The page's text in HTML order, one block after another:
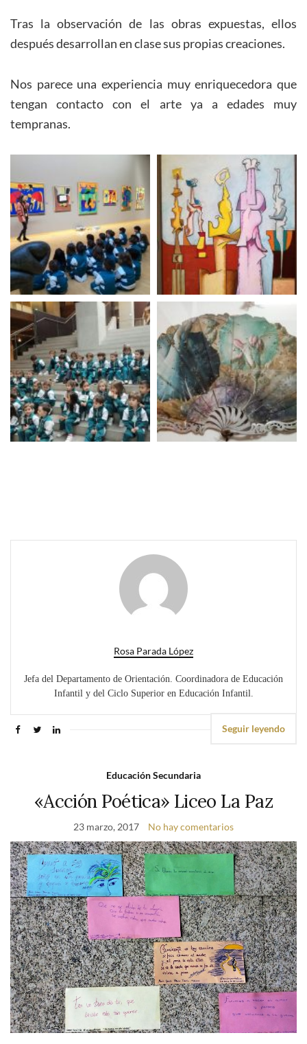
Tras la observación de las obras expuestas, ellos
después desarrollan en clase sus propias creaciones.
Nos parece una experiencia muy enriquecedora que
tengan contacto con el arte ya a edades muy
tempranas.
Rosa Parada López
Jefa del Departamento de Orientación. Coordinadora de Educación
Infantil y del Ciclo Superior en Educación Infantil.
Seguir leyendo
Educación Secundaria
«Acción Poética» Liceo La Paz
23 marzo, 2017 No hay comentarios